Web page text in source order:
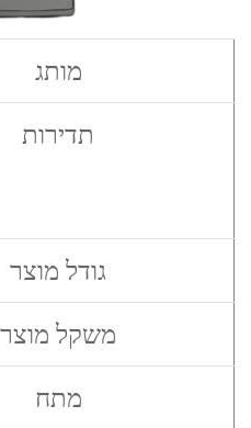
מותג
תדירות
גודל מוצר
משקל מוצר
מתח